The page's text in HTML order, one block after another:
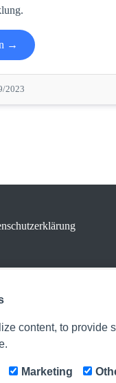
content, to provide
Marketing
→
2023